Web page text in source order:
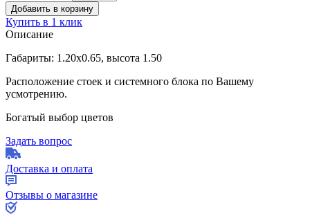
Купить в 1 клик
Описание
Габариты: 1.20х0.65, высота 1.50
Расположение стоек и системного блока по Вашему
усмотрению.
Богатый выбор цветов
Задать вопрос
Доставка и оплата
Отзывы о магазине